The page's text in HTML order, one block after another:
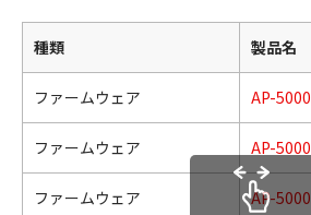
種類 製品名
ファームウェア AP-5000
ファームウェア AP-5000
ファームウェア AP-5000